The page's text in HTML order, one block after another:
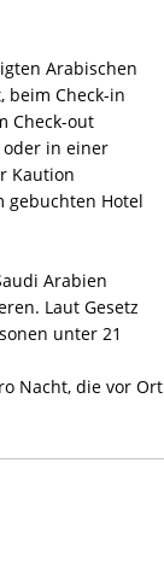
Arabischen
beim Check-in
Check-out
oder in einer
Kaution
gebuchten Hotel
Arabien
Laut Gesetz
unter 21
Nacht, die vor Ort